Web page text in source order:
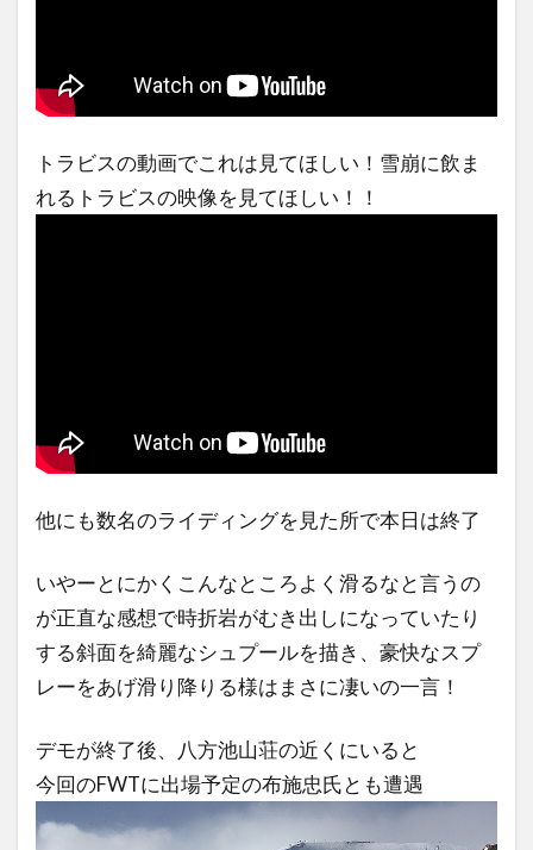
トラビスの動画でこれは見てほしい！雪崩に飲ま
れるトラビスの映像を見てほしい！！
他にも数名のライディングを見た所で本日は終了
いやーとにかくこんなところよく滑るなと言うの
が正直な感想で時折岩がむき出しになっていたり
する斜面を綺麗なシュプールを描き、豪快なスプ
レーをあげ滑り降りる様はまさに凄いの一言！
デモが終了後、八方池山荘の近くにいると
今回のFWTに出場予定の布施忠氏とも遭遇